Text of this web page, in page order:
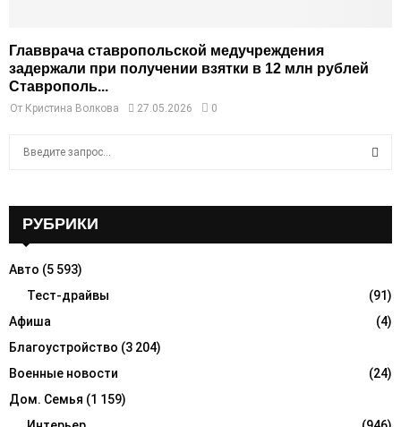
Главврача ставропольской медучреждения
задержали при получении взятки в 12 млн рублей
Ставрополь...
От Кристина Волкова 27.05.2026 0
o
R
C
H
РУБРИКИ
Авто (5 593)
Тест-драйвы
(91)
Афиша
(4)
Благоустройство (3 204)
Военные новости
(24)
Дом. Семья (1 159)